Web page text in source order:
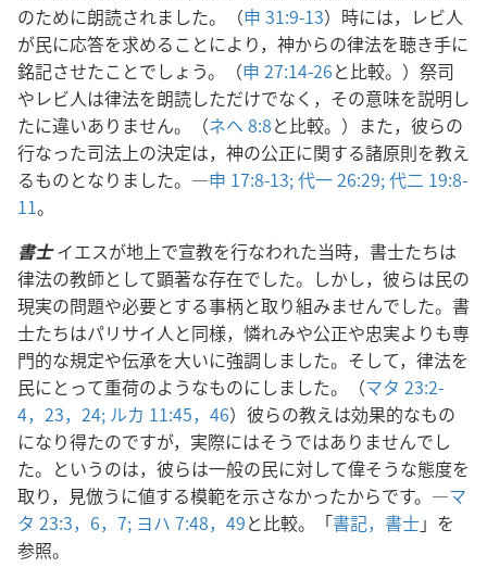
のために朗読されました。（申 31:9-13）時には，レビ人
が民に応答を求めることにより，神からの律法を聴き手に
銘記させたことでしょう。（申 27:14-26と比較。）祭司
やレビ人は律法を朗読しただけでなく，その意味を説明し
たに違いありません。（ネヘ 8:8と比較。）また，彼らの
行なった司法上の決定は，神の公正に関する諸原則を教え
るものとなりました。―申 17:8-13;代一 26:29;代二 19:8-
11。
書士イエスが地上で宣教を行なわれた当時，書士たちは
律法の教師として顕著な存在でした。しかし，彼らは民の
現実の問題や必要とする事柄と取り組みませんでした。書
士たちはパリサイ人と同様，憐れみや公正や忠実よりも専
門的な規定や伝承を大いに強調しました。そして，律法を
民にとって重荷のようなものにしました。（マタ 23:2-
4， 23，24; ルカ 11:45，46）彼らの教えは効果的なもの
になり得たのですが，実際にはそうではありませんでし
た。というのは，彼らは一般の民に対して偉そうな態度を
取り，見倣うに値する模範を示さなかったからです。―マ
タ 23:3， 6，7; ヨハ 7:48，49と比較。「書記，書士」を
参照。